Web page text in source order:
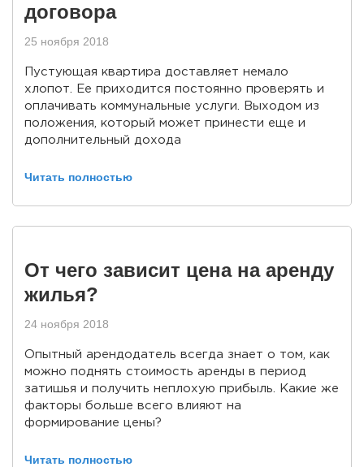
договора
25 ноября 2018
Пустующая квартира доставляет немало
хлопот. Ее приходится постоянно проверять и
оплачивать коммунальные услуги. Выходом из
положения, который может принести еще и
дополнительный доходa
Читать полностью
От чего зависит цена на аренду
жилья?
24 ноября 2018
Опытный арендодатель всегда знает о том, как
можно поднять стоимость аренды в период
затишья и получить неплохую прибыль. Какие же
факторы больше всего влияют на
формирование цены?
Читать полностью